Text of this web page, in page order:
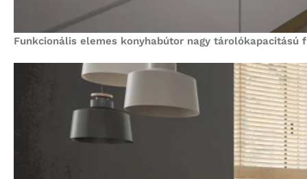
Funkcionális elemes konyhabútor nagy